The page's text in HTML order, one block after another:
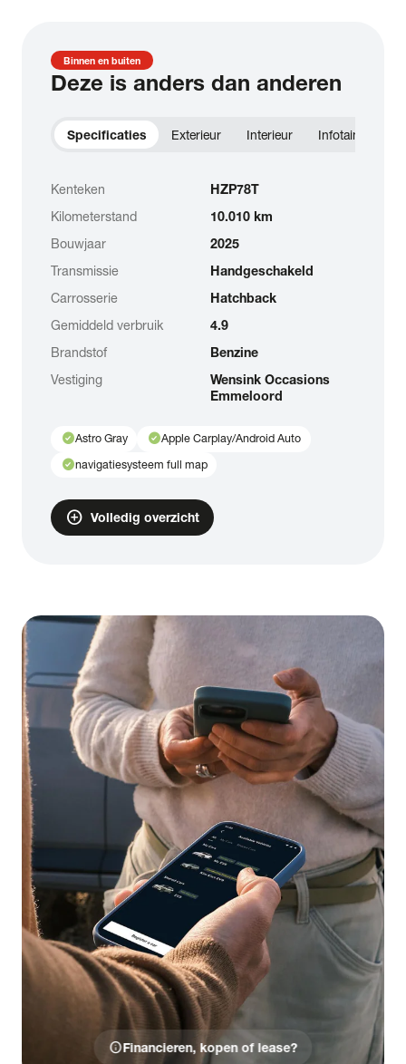
Binnen en buiten
Deze is anders dan anderen
Specificaties Exterieur Interieur Infotainment
Kenteken
HZP78T
Kilometerstand
10.010 km
Bouwjaar
2025
Transmissie
Handgeschakeld
Carrosserie
Hatchback
Gemiddeld verbruik
4.9
Brandstof
Benzine
Vestiging
Wensink Occasions
Emmeloord
check_circleAstro Gray check_circleApple Carplay/Android Auto
check_circlenavigatiesysteem full map
add_circle Volledig overzicht
infoFinancieren, kopen of lease?